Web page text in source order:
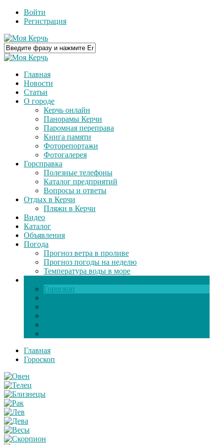
Войти
Регистрация
Главная
Новости
Статьи
О городе
Керчь онлайн
Панорамы Керчи
Паромная переправа
Книга памяти
Фоторепортажи
Фотогалерея
Горсправка
Полезные телефоны
Каталог предприятий
Вопросы и ответы
Отдых в Керчи
Пляжи в Керчи
Видео
Каталог
Объявления
Погода
Прогноз ветра в проливе
Прогноз погоды на неделю
Температура воды в море
Гороскоп
Главная
Гороскоп